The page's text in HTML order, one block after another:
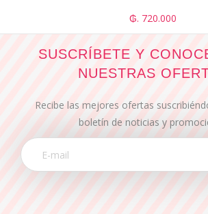
₲. 720.000
SUSCRÍBETE Y
NUESTRAS
Recibe las mejores ofertas
boletín de noticias y